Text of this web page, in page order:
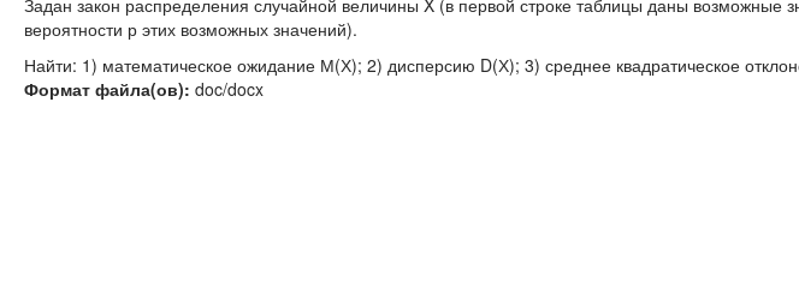
Задан закон распределения случайной величины X (в первой строке таблицы даны возможные
вероятности р этих возможных значений).
Найти: 1) математическое ожидание М(Х); 2) дисперсию D(Х); 3) среднее квадратическое
Формат файла(ов): doc/docx